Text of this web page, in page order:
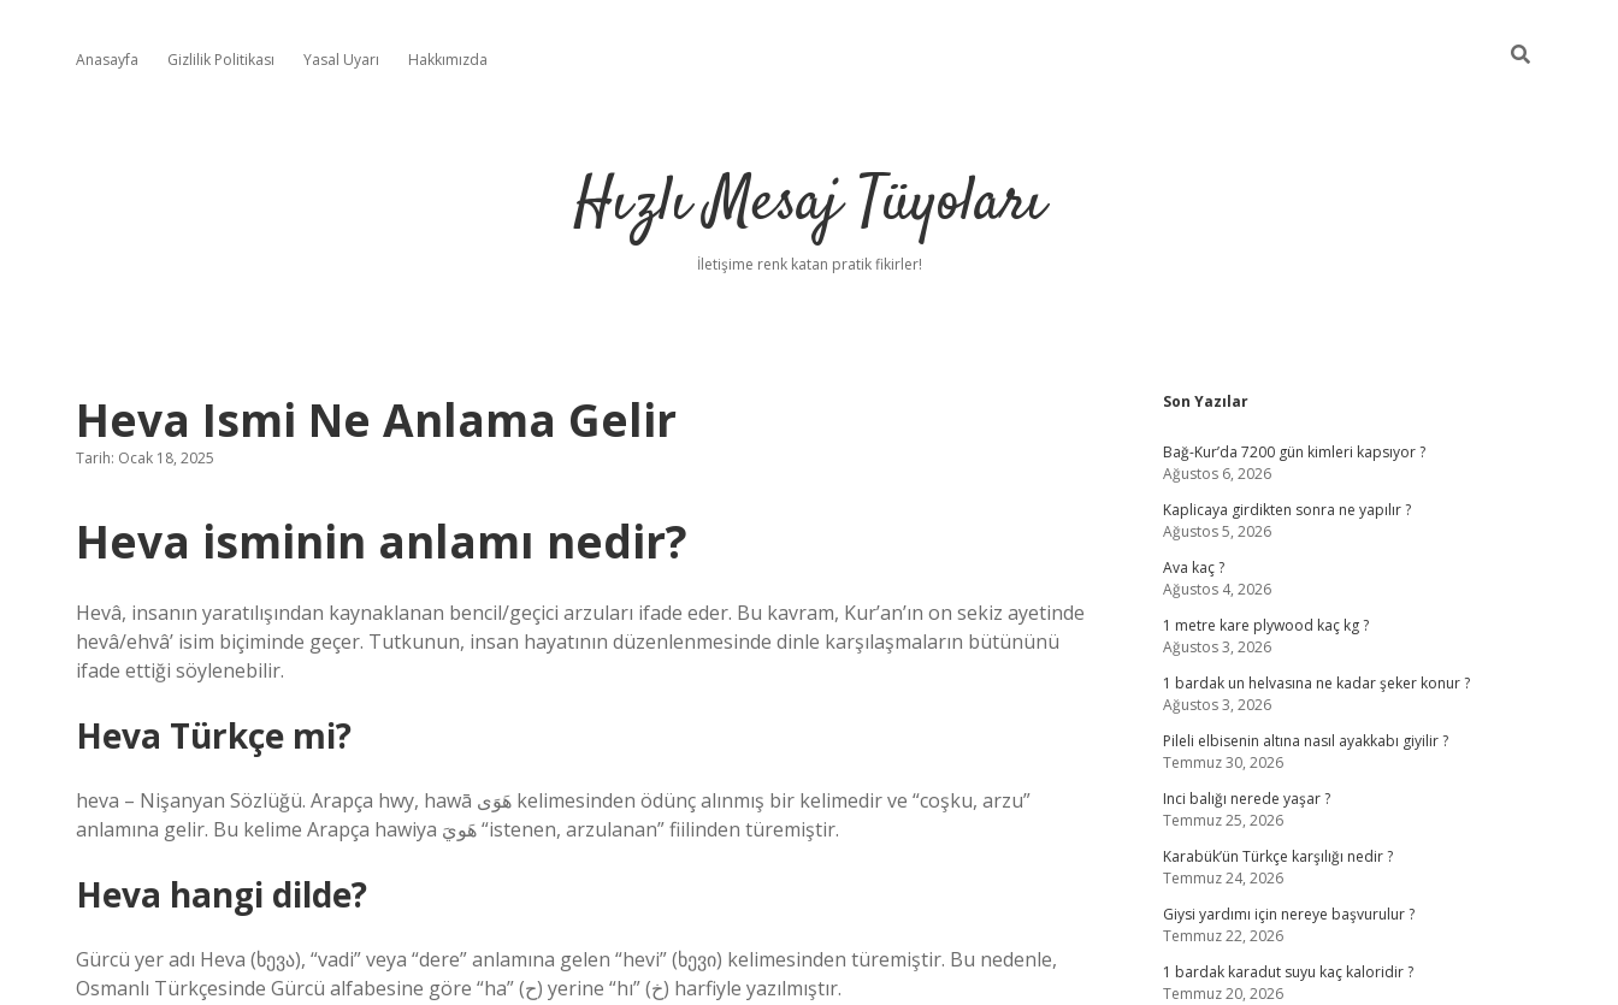
Anasayfa Gizlilik Politikası Yasal Uyarı Hakkımızda
Hızlı Mesaj Tüyoları
İletişime renk katan pratik fikirler!
Heva Ismi Ne Anlama Gelir
Tarih: Ocak 18, 2025
Heva isminin anlamı nedir?
Hevâ, insanın yaratılışından kaynaklanan bencil/geçici arzuları ifade eder. Bu kavram, Kur’an’ın on sekiz ayetinde
hevâ/ehvâ’ isim biçiminde geçer. Tutkunun, insan hayatının düzenlenmesinde dinle karşılaşmaların bütününü
ifade ettiği söylenebilir.
Heva Türkçe mi?
heva – Nişanyan Sözlüğü. Arapça hwy, hawā هَوَى kelimesinden ödünç alınmış bir kelimedir ve “coşku, arzu”
anlamına gelir. Bu kelime Arapça hawiya هَويَ “istenen, arzulanan” fiilinden türemiştir.
Heva hangi dilde?
Gürcü yer adı Heva (ხევა), “vadi” veya “dere” anlamına gelen “hevi” (ხევი) kelimesinden türemiştir. Bu nedenle,
Osmanlı Türkçesinde Gürcü alfabesine göre “ha” (ح) yerine “hı” (خ) harfiyle yazılmıştır.
Sidebar
Son Yazılar
Bağ-Kur’da 7200 gün kimleri kapsıyor ?
Ağustos 6, 2026
Kaplicaya girdikten sonra ne yapılır ?
Ağustos 5, 2026
Ava kaç ?
Ağustos 4, 2026
1 metre kare plywood kaç kg ?
Ağustos 3, 2026
1 bardak un helvasına ne kadar şeker konur ?
Ağustos 3, 2026
Pileli elbisenin altına nasıl ayakkabı giyilir ?
Temmuz 30, 2026
Inci balığı nerede yaşar ?
Temmuz 25, 2026
Karabük’ün Türkçe karşılığı nedir ?
Temmuz 24, 2026
Giysi yardımı için nereye başvurulur ?
Temmuz 22, 2026
1 bardak karadut suyu kaç kaloridir ?
Temmuz 20, 2026